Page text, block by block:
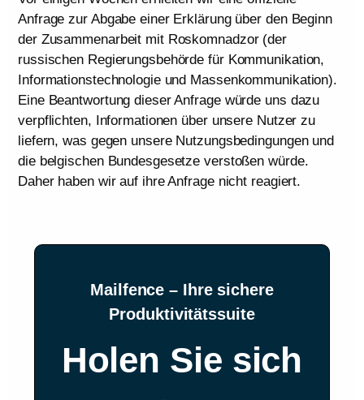
Anfrage zur Abgabe einer Erklärung über den Beginn
der Zusammenarbeit mit Roskomnadzor (der
russischen Regierungsbehörde für Kommunikation,
Informationstechnologie und Massenkommunikation).
Eine Beantwortung dieser Anfrage würde uns dazu
verpflichten, Informationen über unsere Nutzer zu
liefern, was gegen unsere Nutzungsbedingungen und
die belgischen Bundesgesetze verstoßen würde.
Daher haben wir auf ihre Anfrage nicht reagiert.
Mailfence – Ihre sichere
Produktivitätssuite
Holen Sie sich